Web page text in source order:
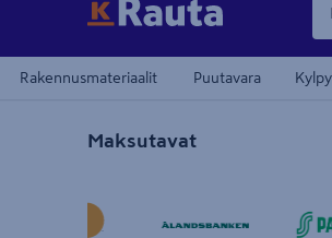
Rakennusmateriaalit Puutavara
Maksutavat